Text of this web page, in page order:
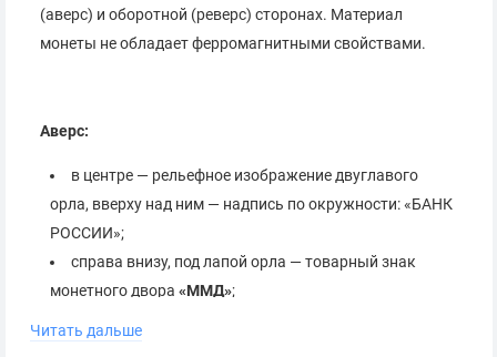
(аверс) и оборотной (реверс) сторонах. Материал
монеты не обладает ферромагнитными свойствами.
Аверс:
в центре — рельефное изображение двуглавого
орла, вверху над ним — надпись по окружности: «БАНК
РОССИИ»;
справа внизу, под лапой орла — товарный знак
монетного двора «ММД»;
Читать дальше